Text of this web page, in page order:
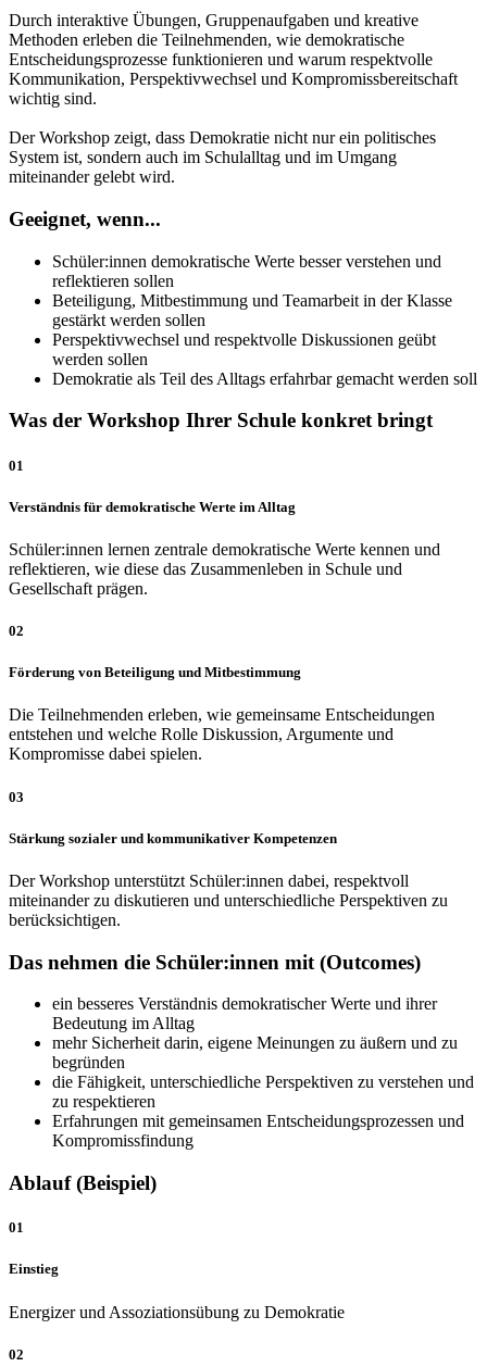
Durch interaktive Übungen, Gruppenaufgaben und kreative
Methoden erleben die Teilnehmenden, wie demokratische
Entscheidungsprozesse funktionieren und warum respektvolle
Kommunikation, Perspektivwechsel und Kompromissbereitschaft
wichtig sind.
Der Workshop zeigt, dass Demokratie nicht nur ein politisches
System ist, sondern auch im Schulalltag und im Umgang
miteinander gelebt wird.
Geeignet, wenn...
Schüler:innen demokratische Werte besser verstehen und
reflektieren sollen
Beteiligung, Mitbestimmung und Teamarbeit in der Klasse
gestärkt werden sollen
Perspektivwechsel und respektvolle Diskussionen geübt
werden sollen
Demokratie als Teil des Alltags erfahrbar gemacht werden soll
Was der Workshop Ihrer Schule konkret bringt
01
Verständnis für demokratische Werte im Alltag
Schüler:innen lernen zentrale demokratische Werte kennen und
reflektieren, wie diese das Zusammenleben in Schule und
Gesellschaft prägen.
02
Förderung von Beteiligung und Mitbestimmung
Die Teilnehmenden erleben, wie gemeinsame Entscheidungen
entstehen und welche Rolle Diskussion, Argumente und
Kompromisse dabei spielen.
03
Stärkung sozialer und kommunikativer Kompetenzen
Der Workshop unterstützt Schüler:innen dabei, respektvoll
miteinander zu diskutieren und unterschiedliche Perspektiven zu
berücksichtigen.
Das nehmen die Schüler:innen mit (Outcomes)
ein besseres Verständnis demokratischer Werte und ihrer
Bedeutung im Alltag
mehr Sicherheit darin, eigene Meinungen zu äußern und zu
begründen
die Fähigkeit, unterschiedliche Perspektiven zu verstehen und
zu respektieren
Erfahrungen mit gemeinsamen Entscheidungsprozessen und
Kompromissfindung
Ablauf (Beispiel)
01
Einstieg
Energizer und Assoziationsübung zu Demokratie
02